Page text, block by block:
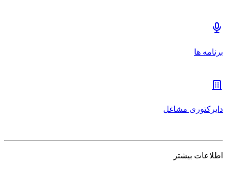
برنامه ها
دایرکتوری مشاغل
اطلاعات بیشتر